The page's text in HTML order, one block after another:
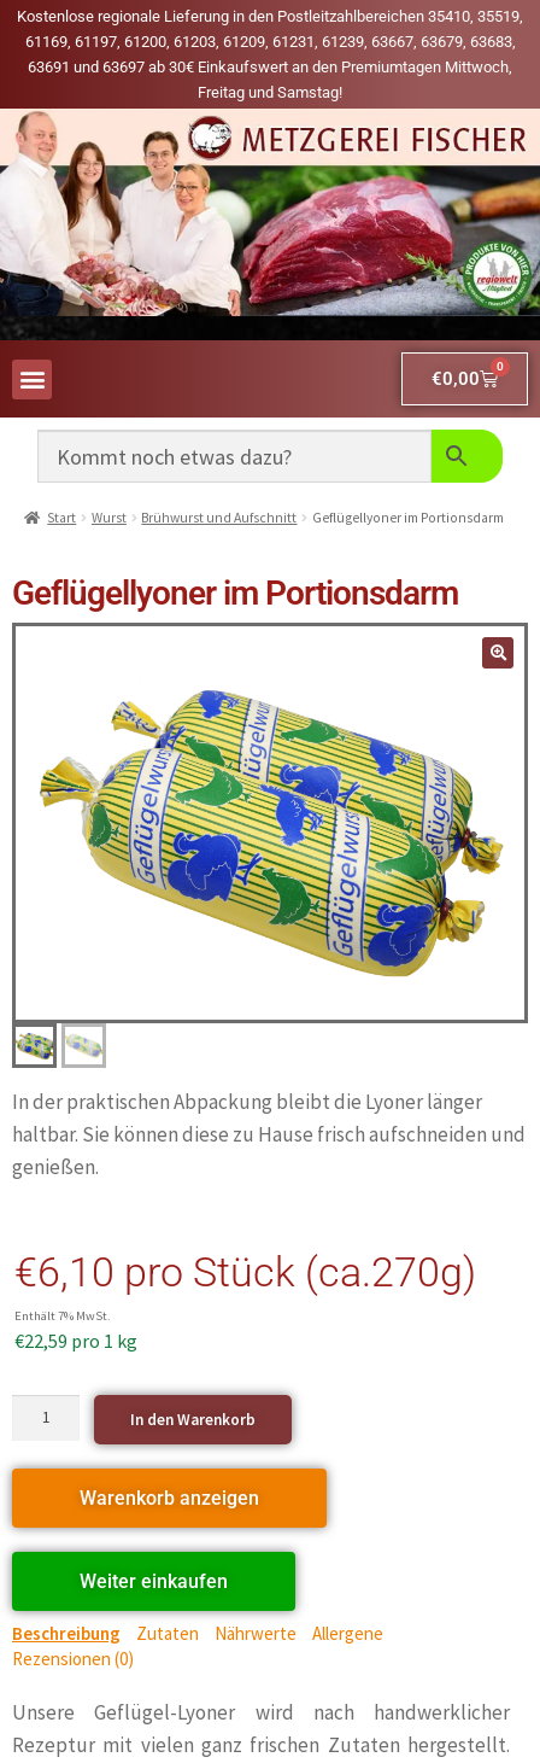
Kostenlose regionale Lieferung in den Postleitzahlbereichen 35410, 35519,
61169, 61197, 61200, 61203, 61209, 61231, 61239, 63667, 63679, 63683,
63691 und 63697 ab 30€ Einkaufswert an den Premiumtagen Mittwoch,
Freitag und Samstag!
€0,00
0
Start Wurst Brühwurst und Aufschnitt Geflügellyoner im Portionsdarm
Geflügellyoner im Portionsdarm
In der praktischen Abpackung bleibt die Lyoner länger
haltbar. Sie können diese zu Hause frisch aufschneiden und
genießen.
€6,10 pro Stück (ca.270g)
Enthält 7% MwSt.
€22,59 pro 1 kg
In den Warenkorb
Warenkorb anzeigen
Weiter einkaufen
Beschreibung Zutaten Nährwerte
Allergene
Rezensionen (0)
Unsere Geflügel-Lyoner wird nach handwerklicher
Rezeptur mit vielen ganz frischen Zutaten hergestellt.